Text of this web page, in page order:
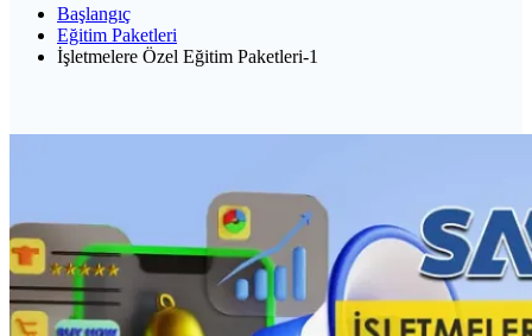
Başlangıç
Eğitim Paketleri
İşletmelere Özel Eğitim Paketleri-1